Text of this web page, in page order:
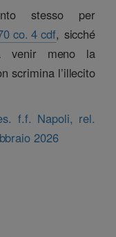
stesso per
co. 4 cdf, sicché
venir meno la
scrimina l’illecito
f.f. Napoli, rel.
2026